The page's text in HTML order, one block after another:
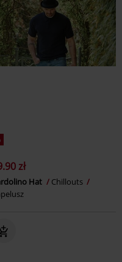
zł
Hat
Chillouts